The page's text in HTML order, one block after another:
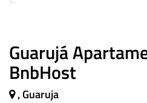
Guarujá
BnbHost
, Guaruja